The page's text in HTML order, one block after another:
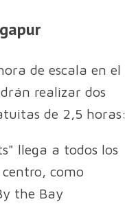
de escala en el
realizar dos
de 2,5 horas:
llega a todos los
como
the Bay